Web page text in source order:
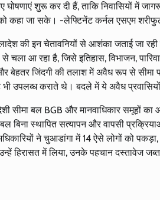
घोषणाएं शुरू कर दी हैं, ताकि निवासियों में
कहा जा सके। -लेफ्टिनेंट कर्नल एसएम
की इन चेतावनियों से आशंका जताई जा
चला आ रहा है, जिसे इतिहास, विभाजन,
और बेहतर जिंदगी की तलाश में अवैध रूप से
उपलब्ध कराते थे। बदले में ये अवैध
सीमा बल BGB और मानवाधिकार समूहों
बिना स्थापित सत्यापन और वापसी
अधिकारियों ने चुआडांगा में 14 ऐसे लोगों को
हिरासत में लिया, उनके पहचान दस्तावेज